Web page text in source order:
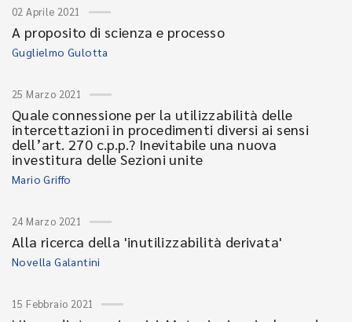
02 Aprile 2021
A proposito di scienza e processo
Guglielmo Gulotta
25 Marzo 2021
Quale connessione per la utilizzabilità delle
intercettazioni in procedimenti diversi ai sensi
dell’art. 270 c.p.p.? Inevitabile una nuova
investitura delle Sezioni unite
Mario Griffo
24 Marzo 2021
Alla ricerca della 'inutilizzabilità derivata'
Novella Galantini
15 Febbraio 2021